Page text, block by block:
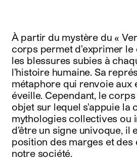
français english
À partir du mystère du «
corps permet d’exprimer le
les blessures subies à
l’histoire humaine. Sa
métaphore qui renvoie aux
éveille. Cependant, le
objet sur lequel s’appuie la
mythologies collectives ou
d’être un signe univoque, il
position des marges et des
notre société.